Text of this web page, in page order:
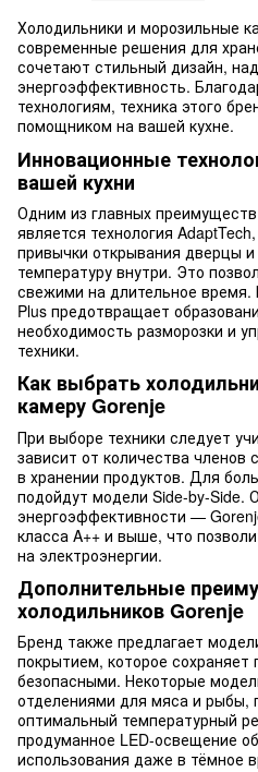
Холодильники и морозильные
современные решения для
сочетают стильный дизайн,
энергоэффективность.
технологиям, техника этого
помощником на вашей кухне.
Инновационные
вашей кухни
Одним из главных
является технология
привычки открывания дверцы и
температуру внутри. Это
свежими на длительное время.
Plus предотвращает
необходимость разморозки и
техники.
Как выбрать
камеру Gorenje
При выборе техники следует
зависит от количества членов
в хранении продуктов. Для
подойдут модели Side-by-Side.
энергоэффективности —
класса A++ и выше, что
на электроэнергии.
Дополнительные
холодильников Gorenje
Бренд также предлагает
покрытием, которое
безопасными. Некоторые
отделениями для мяса и
оптимальный температурный
продуманное LED-освещение
использования даже в тёмное